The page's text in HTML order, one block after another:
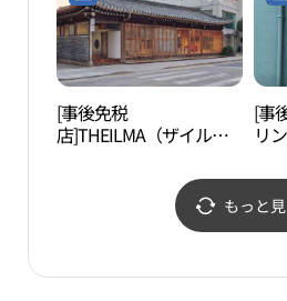
[事後免税
店]THEILMA（ザイル
ップストア(더일마 서울
플래그십 스토어)
[事
リ
もっと